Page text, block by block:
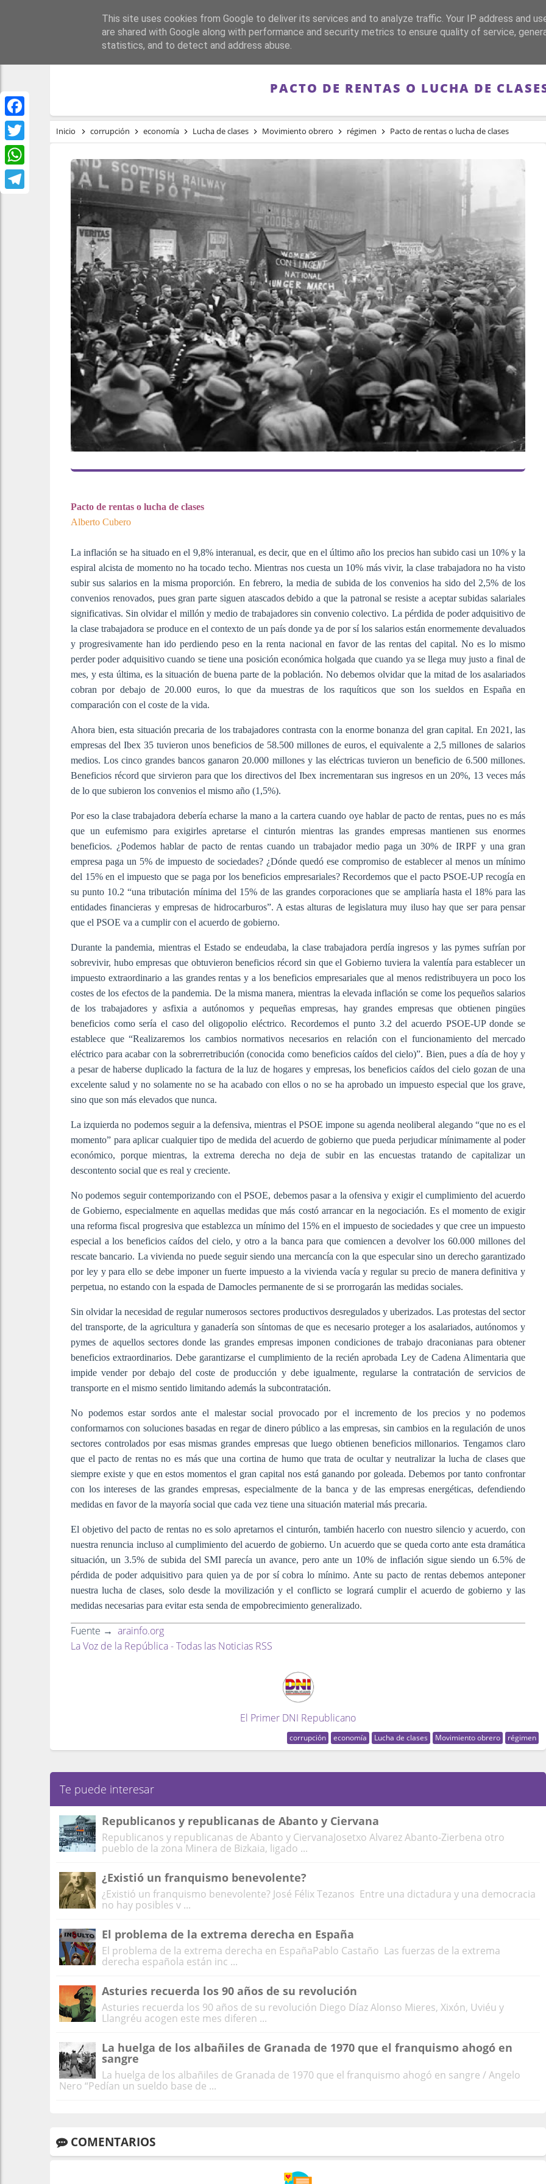
Facebook
Twitter
WhatsApp
PORTADA REPÚBLICA FRANQUISMO GUERRA DE ESPAÑA MEMORIA
PACTO DE RENTAS O LUCHA DE
Inicio corrupción economía Lucha de clases Movimiento obrero régimen Pacto de rentas o lucha de clases
Pacto de rentas o lucha de clases
Alberto Cubero
La inflación se ha situado en el 9,8% interanual, es decir, que en el último año los precios han subido casi un 10% y la
espiral alcista de momento no ha tocado techo. Mientras nos cuesta un 10% más vivir, la clase trabajadora no ha visto
subir sus salarios en la misma proporción. En febrero, la media de subida de los convenios ha sido del 2,5% de los
convenios renovados, pues gran parte siguen atascados debido a que la patronal se resiste a aceptar subidas salariales
significativas. Sin olvidar el millón y medio de trabajadores sin convenio colectivo. La pérdida de poder adquisitivo de
la clase trabajadora se produce en el contexto de un país donde ya de por sí los salarios están enormemente devaluados
y progresivamente han ido perdiendo peso en la renta nacional en favor de las rentas del capital. No es lo mismo
perder poder adquisitivo cuando se tiene una posición económica holgada que cuando ya se llega muy justo a final de
mes, y esta última, es la situación de buena parte de la población. No debemos olvidar que la mitad de los asalariados
cobran por debajo de 20.000 euros, lo que da muestras de los raquíticos que son los sueldos en España en
comparación con el coste de la vida.
Ahora bien, esta situación precaria de los trabajadores contrasta con la enorme bonanza del gran capital. En 2021, las
empresas del Ibex 35 tuvieron unos beneficios de 58.500 millones de euros, el equivalente a 2,5 millones de salarios
medios. Los cinco grandes bancos ganaron 20.000 millones y las eléctricas tuvieron un beneficio de 6.500 millones.
Beneficios récord que sirvieron para que los directivos del Ibex incrementaran sus ingresos en un 20%, 13 veces más
de lo que subieron los convenios el mismo año (1,5%).
Por eso la clase trabajadora debería echarse la mano a la cartera cuando oye hablar de pacto de rentas, pues no es más
que un eufemismo para exigirles apretarse el cinturón mientras las grandes empresas mantienen sus enormes
beneficios. ¿Podemos hablar de pacto de rentas cuando un trabajador medio paga un 30% de IRPF y una gran
empresa paga un 5% de impuesto de sociedades? ¿Dónde quedó ese compromiso de establecer al menos un mínimo
del 15% en el impuesto que se paga por los beneficios empresariales? Recordemos que el pacto PSOE-UP recogía en
su punto 10.2 “una tributación mínima del 15% de las grandes corporaciones que se ampliaría hasta el 18% para las
entidades financieras y empresas de hidrocarburos”. A estas alturas de legislatura muy iluso hay que ser para pensar
que el PSOE va a cumplir con el acuerdo de gobierno.
Durante la pandemia, mientras el Estado se endeudaba, la clase trabajadora perdía ingresos y las pymes sufrían por
sobrevivir, hubo empresas que obtuvieron beneficios récord sin que el Gobierno tuviera la valentía para establecer un
impuesto extraordinario a las grandes rentas y a los beneficios empresariales que al menos redistribuyera un poco los
costes de los efectos de la pandemia. De la misma manera, mientras la elevada inflación se come los pequeños salarios
de los trabajadores y asfixia a autónomos y pequeñas empresas, hay grandes empresas que obtienen pingües
beneficios como sería el caso del oligopolio eléctrico. Recordemos el punto 3.2 del acuerdo PSOE-UP donde se
establece que “Realizaremos los cambios normativos necesarios en relación con el funcionamiento del mercado
eléctrico para acabar con la sobrerretribución (conocida como beneficios caídos del cielo)”. Bien, pues a día de hoy y
a pesar de haberse duplicado la factura de la luz de hogares y empresas, los beneficios caídos del cielo gozan de una
excelente salud y no solamente no se ha acabado con ellos o no se ha aprobado un impuesto especial que los grave,
sino que son más elevados que nunca.
La izquierda no podemos seguir a la defensiva, mientras el PSOE impone su agenda neoliberal alegando “que no es el
momento” para aplicar cualquier tipo de medida del acuerdo de gobierno que pueda perjudicar mínimamente al poder
económico, porque mientras, la extrema derecha no deja de subir en las encuestas tratando de capitalizar un
descontento social que es real y creciente.
No podemos seguir contemporizando con el PSOE, debemos pasar a la ofensiva y exigir el cumplimiento del acuerdo
de Gobierno, especialmente en aquellas medidas que más costó arrancar en la negociación. Es el momento de exigir
una reforma fiscal progresiva que establezca un mínimo del 15% en el impuesto de sociedades y que cree un impuesto
especial a los beneficios caídos del cielo, y otro a la banca para que comiencen a devolver los 60.000 millones del
rescate bancario. La vivienda no puede seguir siendo una mercancía con la que especular sino un derecho garantizado
por ley y para ello se debe imponer un fuerte impuesto a la vivienda vacía y regular su precio de manera definitiva y
perpetua, no estando con la espada de Damocles permanente de si se prorrogarán las medidas sociales.
Sin olvidar la necesidad de regular numerosos sectores productivos desregulados y uberizados. Las protestas del sector
del transporte, de la agricultura y ganadería son síntomas de que es necesario proteger a los asalariados, autónomos y
pymes de aquellos sectores donde las grandes empresas imponen condiciones de trabajo draconianas para obtener
beneficios extraordinarios. Debe garantizarse el cumplimiento de la recién aprobada Ley de Cadena Alimentaria que
impide vender por debajo del coste de producción y debe igualmente, regularse la contratación de servicios de
transporte en el mismo sentido limitando además la subcontratación.
No podemos estar sordos ante el malestar social provocado por el incremento de los precios y no podemos
conformarnos con soluciones basadas en regar de dinero público a las empresas, sin cambios en la regulación de unos
sectores controlados por esas mismas grandes empresas que luego obtienen beneficios millonarios. Tengamos claro
que el pacto de rentas no es más que una cortina de humo que trata de ocultar y neutralizar la lucha de clases que
siempre existe y que en estos momentos el gran capital nos está ganando por goleada. Debemos por tanto confrontar
con los intereses de las grandes empresas, especialmente de la banca y de las empresas energéticas, defendiendo
medidas en favor de la mayoría social que cada vez tiene una situación material más precaria.
El objetivo del pacto de rentas no es solo apretarnos el cinturón, también hacerlo con nuestro silencio y acuerdo, con
nuestra renuncia incluso al cumplimiento del acuerdo de gobierno. Un acuerdo que se queda corto ante esta dramática
situación, un 3.5% de subida del SMI parecía un avance, pero ante un 10% de inflación sigue siendo un 6.5% de
pérdida de poder adquisitivo para quien ya de por sí cobra lo mínimo. Ante su pacto de rentas debemos anteponer
nuestra lucha de clases, solo desde la movilización y el conflicto se logrará cumplir el acuerdo de gobierno y las
medidas necesarias para evitar esta senda de empobrecimiento generalizado.
Fuente → arainfo.org
La Voz de la República - Todas las Noticias RSS
El Primer DNI Republicano
corrupción economía Lucha de clases Movimiento obrero régimen
Te puede interesar
Republicanos y republicanas de Abanto y Ciervana
Republicanos y republicanas de Abanto y CiervanaJosetxo Alvarez Abanto-Zierbena otro
pueblo de la zona Minera de Bizkaia, ligado ...
¿Existió un franquismo benevolente?
¿Existió un franquismo benevolente? José Félix Tezanos Entre una dictadura y una democracia
no hay posibles v ...
El problema de la extrema derecha en España
El problema de la extrema derecha en EspañaPablo Castaño Las fuerzas de la extrema
derecha española están inc ...
Asturies recuerda los 90 años de su revolución
Asturies recuerda los 90 años de su revolución Diego Díaz Alonso Mieres, Xixón, Uviéu y
Llangréu acogen este mes diferen ...
La huelga de los albañiles de Granada de 1970 que el franquismo ahogó en
sangre
La huelga de los albañiles de Granada de 1970 que el franquismo ahogó en sangre / Angelo
Nero “Pedían un sueldo base de ...
COMENTARIOS
This site uses cookies from Google to deliver its services and to analyze traffic. Your IP address and
are shared with Google along with performance and security metrics to ensure quality of service,
statistics, and to detect and address abuse.